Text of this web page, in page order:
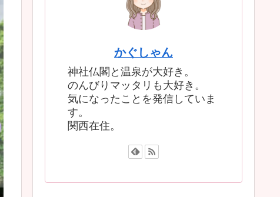
かぐしゃん
神社仏閣と温泉が大好き。
のんびりマッタリも大好き。
気になったことを発信していま
す。
関西在住。